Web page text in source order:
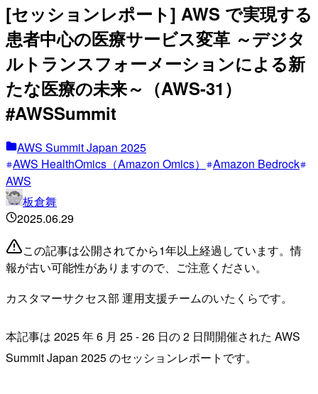
[セッションレポート] AWS で実現する
患者中心の医療サービス変革 ～デジタ
ルトランスフォーメーションによる新
たな医療の未来～（AWS-31）
#AWSSummit
AWS Summit Japan 2025
AWS HealthOmics（Amazon Omics）
Amazon Bedrock
AWS
板倉舞
2025.06.29
この記事は公開されてから1年以上経過しています。情
報が古い可能性がありますので、ご注意ください。
カスタマーサクセス部 運用支援チームのいたくらです。
本記事は 2025 年 6 月 25 - 26 日の 2 日間開催された AWS
Summit Japan 2025 のセッションレポートです。